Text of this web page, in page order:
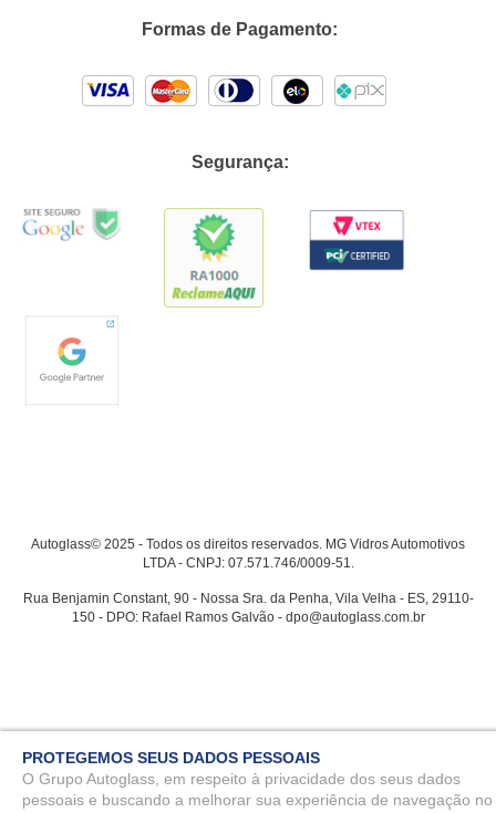
Formas de Pagamento:
Segurança:
Autoglass© 2025 - Todos os direitos reservados. MG Vidros Automotivos
LTDA - CNPJ: 07.571.746/0009-51.
Rua Benjamin Constant, 90 - Nossa Sra. da Penha, Vila Velha - ES, 29110-
150 - DPO: Rafael Ramos Galvão - dpo@autoglass.com.br
PROTEGEMOS SEUS DADOS PESSOAIS
O Grupo Autoglass, em respeito à privacidade dos seus dados
pessoais e buscando a melhorar sua experiência de navegação no